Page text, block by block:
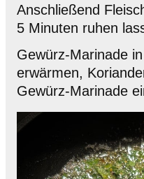
Anschließend
5 Minuten ruhen
Gewürz-Marinade
erwärmen,
Gewürz-Marinade